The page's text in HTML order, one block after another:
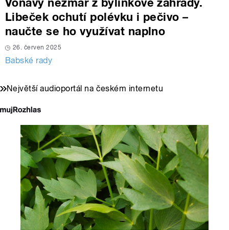
Libeček ochutí polévku i pečivo –
naučte se ho využívat naplno
26. červen 2025
Babské rady
Největší audioportál na českém internetu